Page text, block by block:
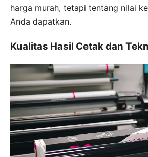
harga murah, tetapi tentang nilai
Anda dapatkan.
Kualitas Hasil Cetak dan